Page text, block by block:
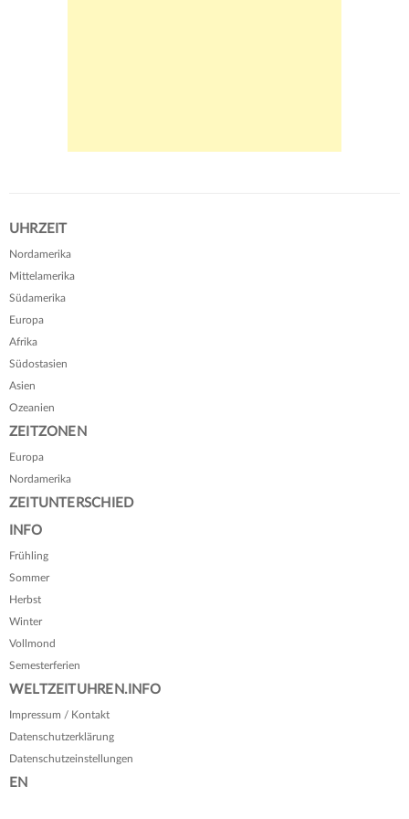
UHRZEIT
Nordamerika
Mittelamerika
Südamerika
Europa
Afrika
Südostasien
Asien
Ozeanien
ZEITZONEN
Europa
Nordamerika
ZEITUNTERSCHIED
INFO
Frühling
Sommer
Herbst
Winter
Vollmond
Semesterferien
WELTZEITUHREN.INFO
Impressum / Kontakt
Datenschutzerklärung
Datenschutzeinstellungen
EN